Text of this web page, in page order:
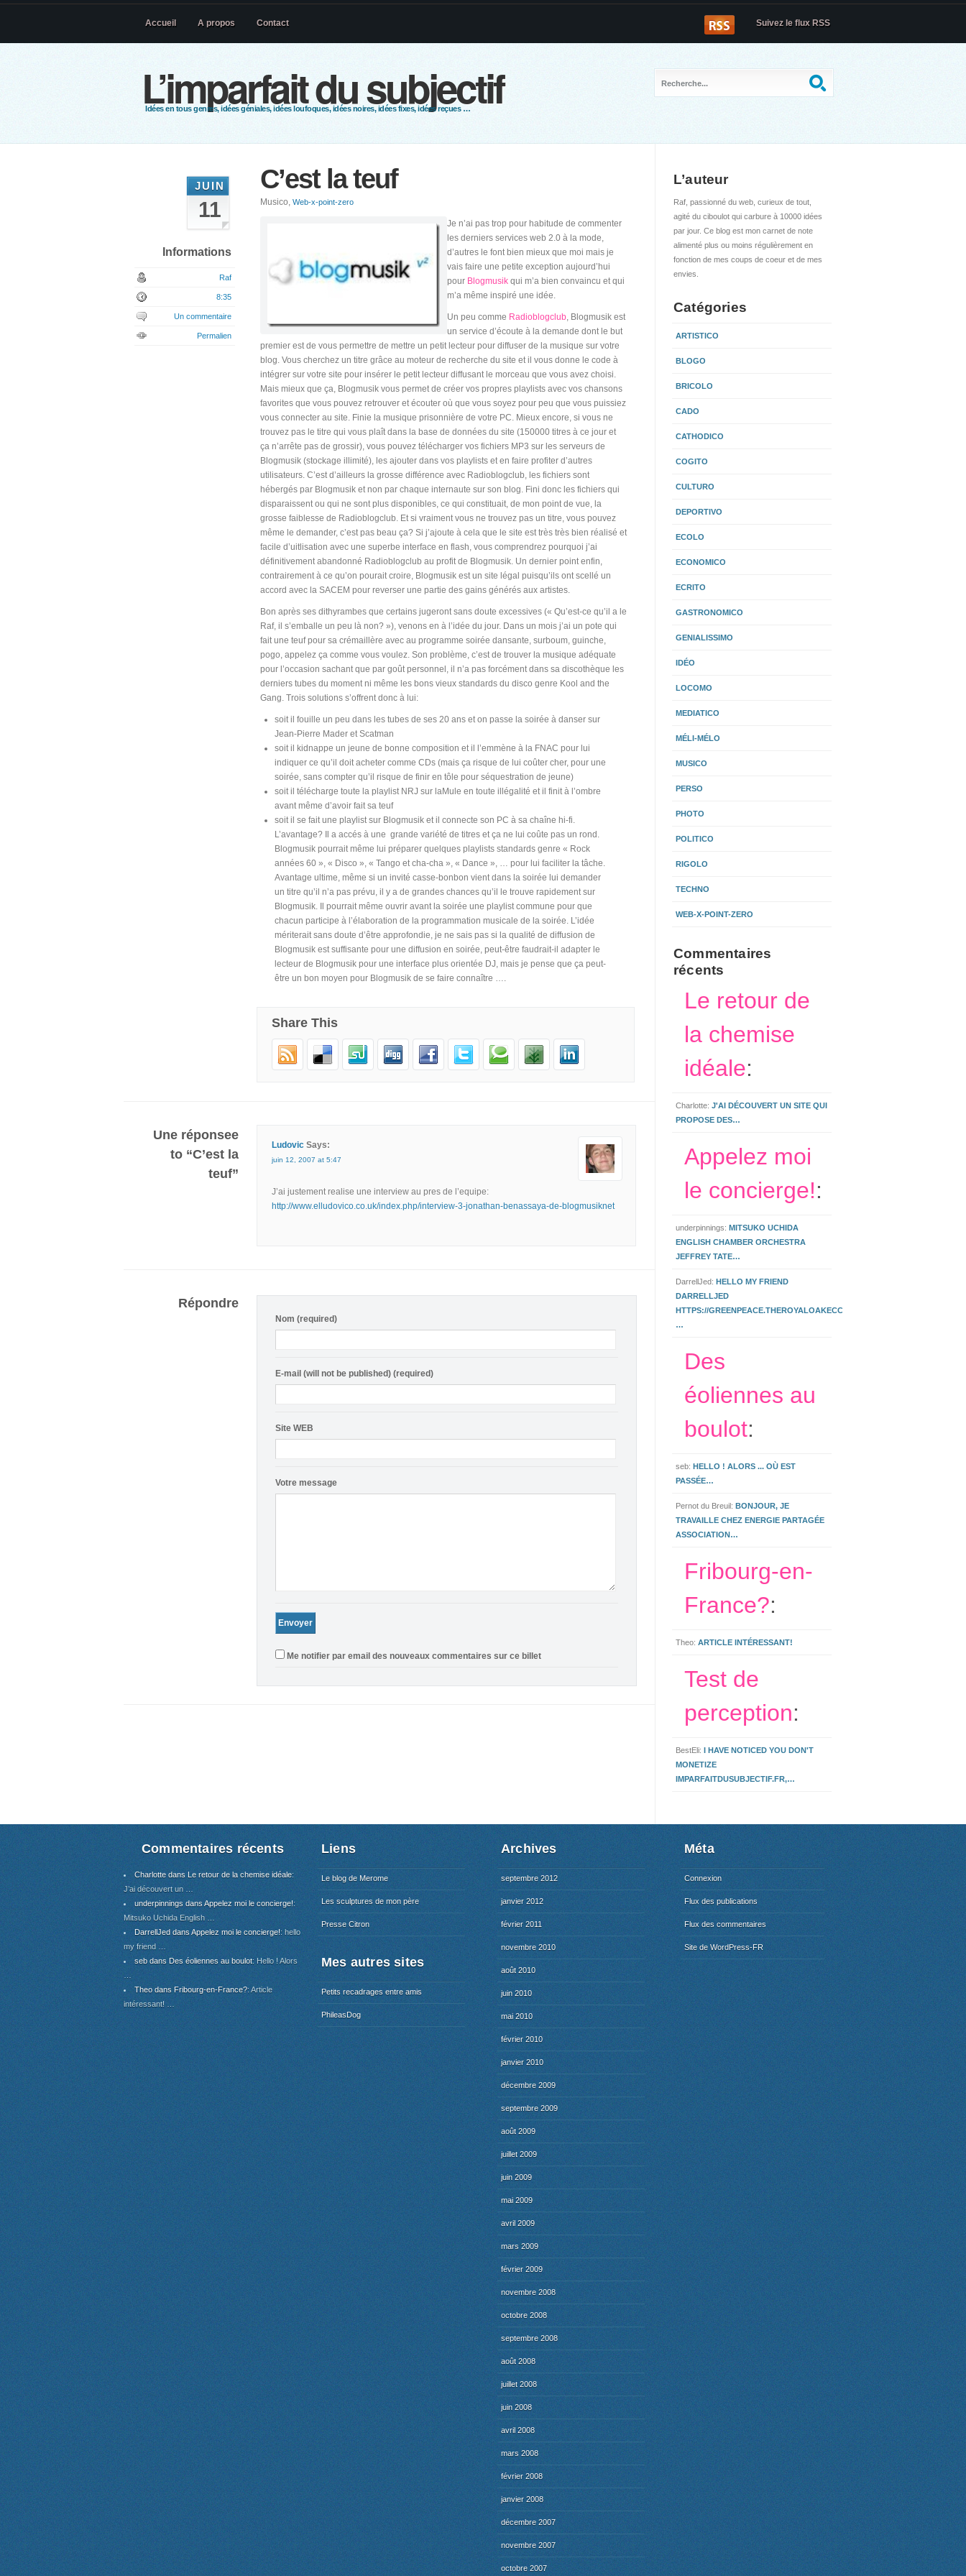
L’imparfait du subjectif
Idées en tous genres, idées géniales, idées loufoques, idées noires, idées fixes, idées reçues …
Accueil A propos Contact Suivez le flux RSS
C’est la teuf
Musico, Web-x-point-zero
Je n’ai pas trop pour habitude de commenter
les derniers services web 2.0 à la mode,
d’autres le font bien mieux que moi mais je
vais faire une petite exception aujourd’hui
pour Blogmusik qui m’a bien convaincu et qui
m’a même inspiré une idée.
Un peu comme Radioblogclub, Blogmusik est
un service d’écoute à la demande dont le but
premier est de vous permettre de mettre un petit lecteur pour diffuser de la musique sur votre
blog. Vous cherchez un titre grâce au moteur de recherche du site et il vous donne le code à
intégrer sur votre site pour insérer le petit lecteur diffusant le morceau que vous avez choisi.
Mais mieux que ça, Blogmusik vous permet de créer vos propres playlists avec vos chansons
favorites que vous pouvez retrouver et écouter où que vous soyez pour peu que vous puissiez
vous connecter au site. Finie la musique prisonnière de votre PC. Mieux encore, si vous ne
trouvez pas le titre qui vous plaît dans la base de données du site (150000 titres à ce jour et
ça n’arrête pas de grossir), vous pouvez télécharger vos fichiers MP3 sur les serveurs de
Blogmusik (stockage illimité), les ajouter dans vos playlists et en faire profiter d’autres
utilisateurs. C’est d’ailleurs la grosse différence avec Radioblogclub, les fichiers sont
hébergés par Blogmusik et non par chaque internaute sur son blog. Fini donc les fichiers qui
disparaissent ou qui ne sont plus disponibles, ce qui constituait, de mon point de vue, la
grosse faiblesse de Radioblogclub. Et si vraiment vous ne trouvez pas un titre, vous pouvez
même le demander, c’est pas beau ça? Si j’ajoute à cela que le site est très très bien réalisé et
facile d’uitlisation avec une superbe interface en flash, vous comprendrez pourquoi j’ai
définitivement abandonné Radioblogclub au profit de Blogmusik. Un dernier point enfin,
contrairement à ce qu’on pourait croire, Blogmusik est un site légal puisqu’ils ont scellé un
accord avec la SACEM pour reverser une partie des gains générés aux artistes.
Bon après ses dithyrambes que certains jugeront sans doute excessives (« Qu’est-ce qu’il a le
Raf, il s’emballe un peu là non? »), venons en à l’idée du jour. Dans un mois j’ai un pote qui
fait une teuf pour sa crémaillère avec au programme soirée dansante, surboum, guinche,
pogo, appelez ça comme vous voulez. Son problème, c’est de trouver la musique adéquate
pour l’occasion sachant que par goût personnel, il n’a pas forcément dans sa discothèque les
derniers tubes du moment ni même les bons vieux standards du disco genre Kool and the
Gang. Trois solutions s’offrent donc à lui:
soit il fouille un peu dans les tubes de ses 20 ans et on passe la soirée à danser sur
Jean-Pierre Mader et Scatman
soit il kidnappe un jeune de bonne composition et il l’emmène à la FNAC pour lui
indiquer ce qu’il doit acheter comme CDs (mais ça risque de lui coûter cher, pour une
soirée, sans compter qu’il risque de finir en tôle pour séquestration de jeune)
soit il télécharge toute la playlist NRJ sur laMule en toute illégalité et il finit à l’ombre
avant même d’avoir fait sa teuf
soit il se fait une playlist sur Blogmusik et il connecte son PC à sa chaîne hi-fi.
L’avantage? Il a accés à une grande variété de titres et ça ne lui coûte pas un rond.
Blogmusik pourrait même lui préparer quelques playlists standards genre « Rock
années 60 », « Disco », « Tango et cha-cha », « Dance », … pour lui faciliter la tâche.
Avantage ultime, même si un invité casse-bonbon vient dans la soirée lui demander
un titre qu’il n’a pas prévu, il y a de grandes chances qu’il le trouve rapidement sur
Blogmusik. Il pourrait même ouvrir avant la soirée une playlist commune pour que
chacun participe à l’élaboration de la programmation musicale de la soirée. L’idée
mériterait sans doute d’être approfondie, je ne sais pas si la qualité de diffusion de
Blogmusik est suffisante pour une diffusion en soirée, peut-être faudrait-il adapter le
lecteur de Blogmusik pour une interface plus orientée DJ, mais je pense que ça peut-
être un bon moyen pour Blogmusik de se faire connaître ….
Share This
JUIN
11
Informations
Raf
8:35
Un commentaire
Permalien
Une réponsee
to “C’est la
teuf”
Ludovic Says:
juin 12, 2007 at 5:47
J’ai justement realise une interview au pres de l’equipe:
http://www.elludovico.co.uk/index.php/interview-3-jonathan-benassaya-de-blogmusiknet
Répondre
Nom (required)
E-mail (will not be published) (required)
Site WEB
Votre message
Me notifier par email des nouveaux commentaires sur ce billet
L’auteur
Raf, passionné du web, curieux de tout,
agité du ciboulot qui carbure à 10000 idées
par jour. Ce blog est mon carnet de note
alimenté plus ou moins régulièrement en
fonction de mes coups de coeur et de mes
envies.
Catégories
ARTISTICO
BLOGO
BRICOLO
CADO
CATHODICO
COGITO
CULTURO
DEPORTIVO
ECOLO
ECONOMICO
ECRITO
GASTRONOMICO
GENIALISSIMO
IDÉO
LOCOMO
MEDIATICO
MÉLI-MÉLO
MUSICO
PERSO
PHOTO
POLITICO
RIGOLO
TECHNO
WEB-X-POINT-ZERO
Commentaires
récents
Le retour de
la chemise
idéale:
Charlotte: J'AI DÉCOUVERT UN SITE QUI
PROPOSE DES…
Appelez moi
le concierge!:
underpinnings: MITSUKO UCHIDA
ENGLISH CHAMBER ORCHESTRA
JEFFREY TATE…
DarrellJed: HELLO MY FRIEND
DARRELLJED
HTTPS://GREENPEACE.THEROYALOAKECCLESHALL.CO.UK/3.HTML
…
Des
éoliennes au
boulot:
seb: HELLO ! ALORS ... OÙ EST
PASSÉE…
Pernot du Breuil: BONJOUR, JE
TRAVAILLE CHEZ ENERGIE PARTAGÉE
ASSOCIATION…
Fribourg-en-
France?:
Theo: ARTICLE INTÉRESSANT!
Test de
perception:
BestEli: I HAVE NOTICED YOU DON'T
MONETIZE
IMPARFAITDUSUBJECTIF.FR,…
Commentaires récents
Charlotte dans Le retour de la chemise idéale:
J’ai découvert un …
underpinnings dans Appelez moi le concierge!:
Mitsuko Uchida English …
DarrellJed dans Appelez moi le concierge!: hello
my friend …
seb dans Des éoliennes au boulot: Hello ! Alors
Theo dans Fribourg-en-France?: Article
intéressant! …
Liens
Le blog de Merome
Les sculptures de mon père
Presse Citron
Mes autres sites
Petits recadrages entre amis
PhileasDog
Archives
septembre 2012
janvier 2012
février 2011
novembre 2010
août 2010
juin 2010
mai 2010
février 2010
janvier 2010
décembre 2009
septembre 2009
août 2009
juillet 2009
juin 2009
mai 2009
avril 2009
mars 2009
février 2009
novembre 2008
octobre 2008
septembre 2008
août 2008
juillet 2008
juin 2008
avril 2008
mars 2008
février 2008
janvier 2008
décembre 2007
novembre 2007
octobre 2007
Méta
Connexion
Flux des publications
Flux des commentaires
Site de WordPress-FR